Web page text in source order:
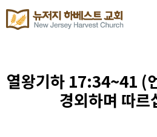
열왕기하 17:34~41 (
경외하며 따르